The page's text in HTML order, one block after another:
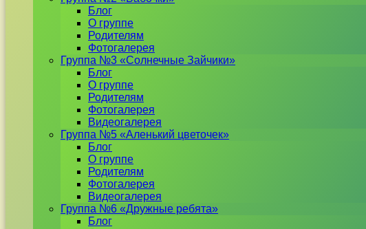
Блог
О группе
Родителям
Фотогалерея
Группа №3 «Солнечные Зайчики»
Блог
О группе
Родителям
Фотогалерея
Видеогалерея
Группа №5 «Аленький цветочек»
Блог
О группе
Родителям
Фотогалерея
Видеогалерея
Группа №6 «Дружные ребята»
Блог